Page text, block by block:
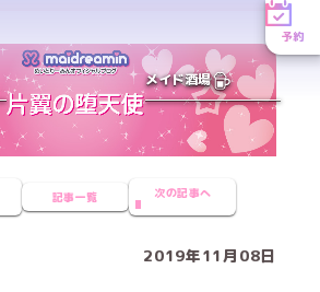
予約
メイド酒場
記事一覧 次の記事へ
2019年11月08日